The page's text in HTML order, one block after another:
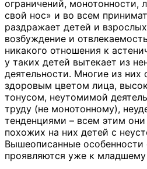
ограничений, монотонности,
свой нос» и во всем
раздражает детей и
возбуждение и
никакого отношения к
у таких детей вытекает из
деятельности. Многие из
здоровым цветом лица,
тонусом, неутомимой
труду (не монотонному),
тенденциями – всем этим они
похожих на них детей с
Вышеописанные особенности
проявляются уже к